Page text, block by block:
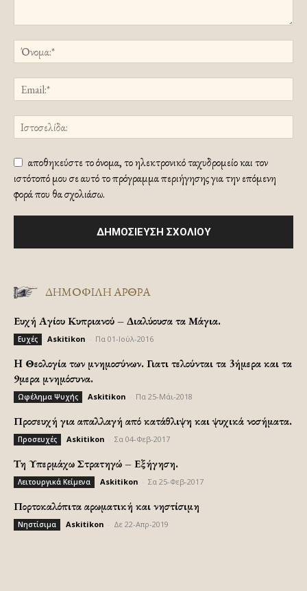
αποθηκεύστε το όνομα, το ηλεκτρονικό ταχυδρομείο και τον
ιστότοπό μου σε αυτό το πρόγραμμα περιήγησης για την επόμενη
φορά που θα σχολιάσω.
ΔΗΜΟΦΙΛΗ ΑΡΘΡΑ
Ευχή Αγίου Κυπριανού – Διαλύουσα τα Μάγια.
Ευχές Askitikon Πα 01-Ιούλ-2016
H Θεολογία των μνημοσύνων. Γιατι τελούνται τα 3ήμερα και τα
9μερα μνημόσυνα.
Ωφέλημα Ψυχής Askitikon Πα 25-Μάι-2018
Προσευχή για απαλλαγή από κατάθλιψη και ψυχικά νοσήματα.
Προσευχές Askitikon Σα 04-Φεβ-2017
Τη Υπερμάχω Στρατηγώ – Εξήγηση.
Λειτουργικά Κείμενα Askitikon Σα 25-Φεβ-2017
Πορτοκαλόπιτα αρωματική και νηστίσιμη
Νηστίσιμα Askitikon Δε 22-Απρ-2019